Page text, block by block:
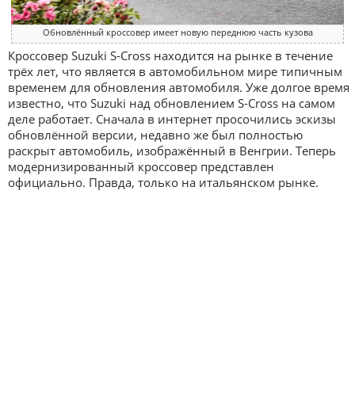
Обновлённый кроссовер имеет новую переднюю часть кузова
Кроссовер Suzuki S-Cross находится на рынке в течение
трёх лет, что является в автомобильном мире типичным
временем для обновления автомобиля. Уже долгое время
известно, что Suzuki над обновлением S-Cross на самом
деле работает. Сначала в интернет просочились эскизы
обновлённой версии, недавно же был полностью
раскрыт автомобиль, изображённый в Венгрии. Теперь
модернизированный кроссовер представлен
официально. Правда, только на итальянском рынке.